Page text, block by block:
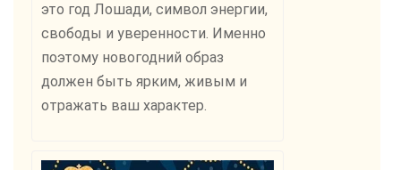
это год Лошади, символ энергии,
свободы и уверенности. Именно
поэтому новогодний образ
должен быть ярким, живым и
отражать ваш характер.